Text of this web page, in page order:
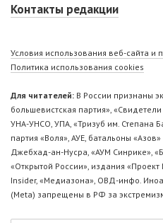
Контакты редакции
Условия использования веб-сайта
Политика использования cookies
Для читателей: В России признаны
большевистская партия»,
УНА-УНСО, УПА, «Тризуб им. Степана
партия «Воля», АУЕ, батальоны
Джебхад-ан-Нусра, «АУМ Синрике»,
«Открытой России», издания
Insider, «Медиазона», ОВД-инфо.
(Metа) запрещены в РФ за